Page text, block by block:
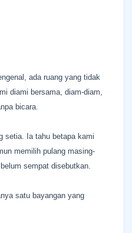
ada ruang yang tidak
diami bersama, diam-diam,
bicara.
setia. Ia tahu betapa kami
memilih pulang masing-
sempat disebutkan.
satu bayangan yang